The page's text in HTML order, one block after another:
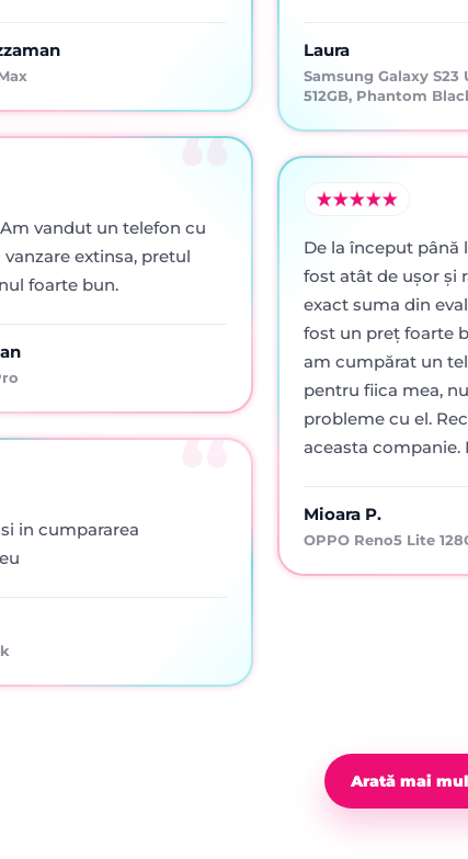
vandut un telefon cu
extinsa, pretul
foarte bun.
in cumpararea
Laura
Samsung Galaxy S23
512GB, Phantom
De la început până
fost atât de ușor și
exact suma din
fost un preț foarte
am cumpărat un
pentru fiica mea,
probleme cu el.
aceasta companie.
Mioara P.
OPPO Reno5 Lite
Arată mai